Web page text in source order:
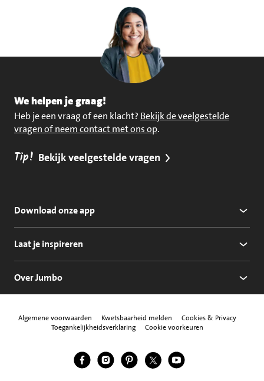
We helpen je graag!
Heb je een vraag of een klacht? Bekijk de veelgestelde
vragen of neem contact met ons op.
Tip! Bekijk veelgestelde vragen
Download onze app
Laat je inspireren
Over Jumbo
Algemene voorwaarden Kwetsbaarheid melden
Cookies & Privacy
Toegankelijkheidsverklaring
Cookie voorkeuren
Volg ons
Jumbo Facebook
Jumbo Instagram
Jumbo Pinterest
Jumbo Twitter
Jumbo YouTube